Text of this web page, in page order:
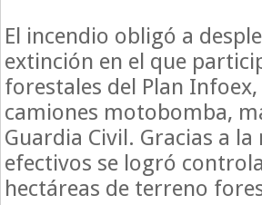
El incendio obligó a
extinción en el que
forestales del Plan
camiones motobomba,
Guardia Civil. Gracias a
efectivos se logró
hectáreas de terreno